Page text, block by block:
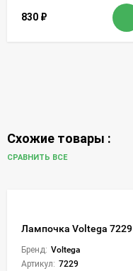
830 ₽
Схожие товары :
СРАВНИТЬ ВСЕ
Лампочка Voltega 7229
Бренд: Voltega
Артикул: 7229